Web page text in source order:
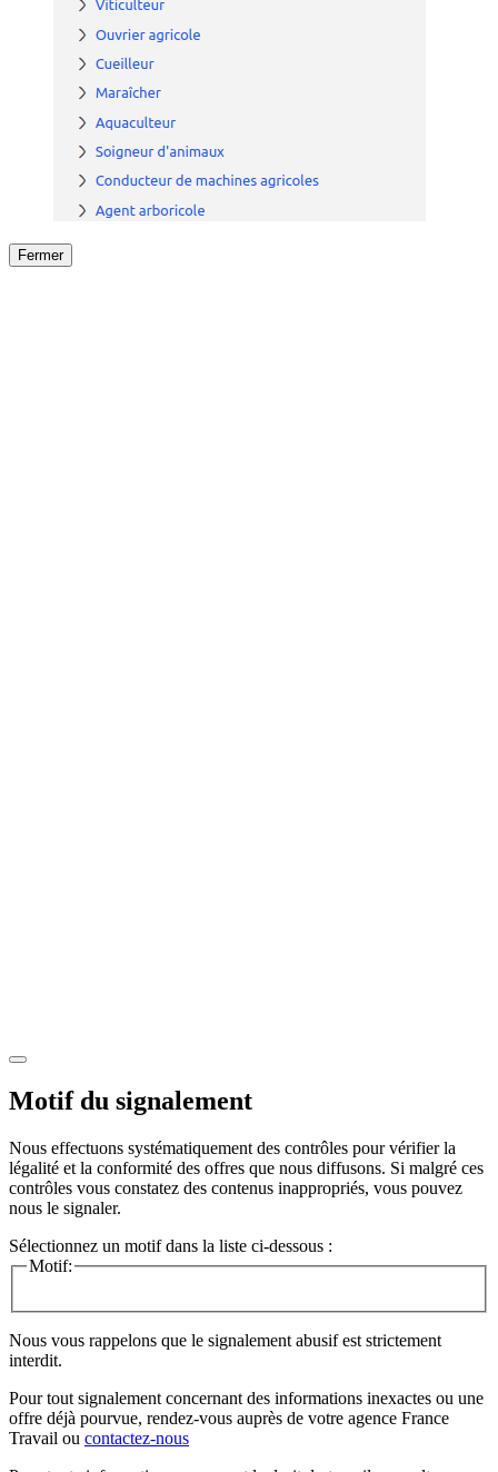
Fermer
Motif du signalement
Nous effectuons systématiquement des contrôles pour vérifier la
légalité et la conformité des offres que nous diffusons. Si malgré ces
contrôles vous constatez des contenus inappropriés, vous pouvez
nous le signaler.
Sélectionnez un motif dans la liste ci-dessous :
Motif:
Nous vous rappelons que le signalement abusif est strictement
interdit.
Pour tout signalement concernant des informations inexactes ou une
offre déjà pourvue, rendez-vous auprès de votre agence France
Travail ou contactez-nous